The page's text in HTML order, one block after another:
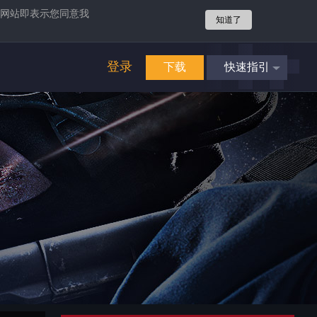
站即表示您同意我
知道了
登录 下载 快速指引
势
4
畅爽游戏
4
立即享受畅爽游戏